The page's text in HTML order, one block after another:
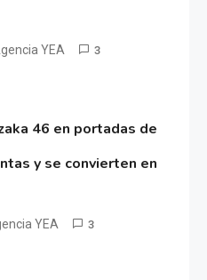
YEA 3
46 en portadas de
y se convierten en
YEA 3